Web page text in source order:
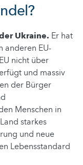
Ukraine. Er hat
anderen EU-
nicht über
und massiv
der Bürger
Menschen in
starkes
und neue
Lebensstandard